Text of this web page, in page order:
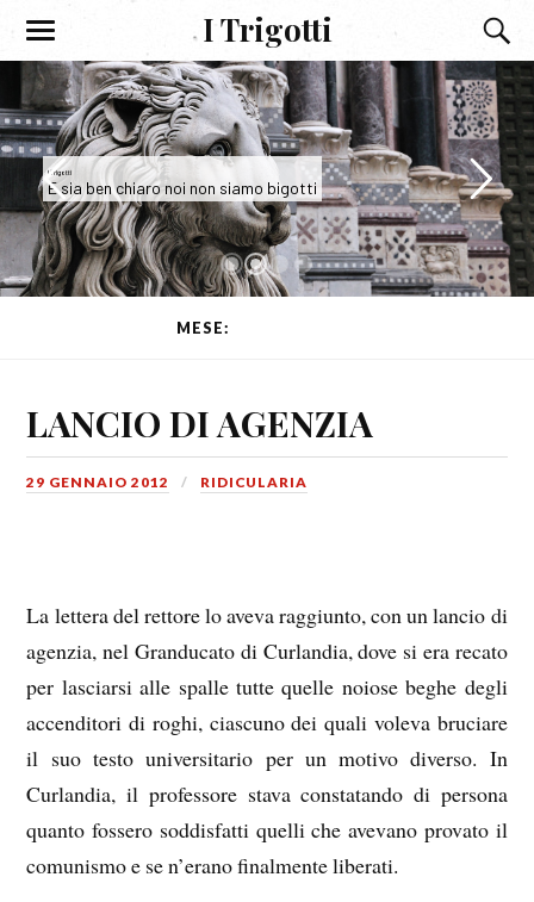
I Trigotti
I Trigotti
E sia ben chiaro noi non siamo bigotti
noi non siamo bigotti
MESE:
LANCIO DI AGENZIA
29 GENNAIO 2012 RIDICULARIA
La lettera del rettore lo aveva raggiunto, con un lancio di
agenzia, nel Granducato di Curlandia, dove si era recato
per lasciarsi alle spalle tutte quelle noiose beghe degli
accenditori di roghi, ciascuno dei quali voleva bruciare
il suo testo universitario per un motivo diverso. In
Curlandia, il professore stava constatando di persona
quanto fossero soddisfatti quelli che avevano provato il
comunismo e se n’erano finalmente liberati.